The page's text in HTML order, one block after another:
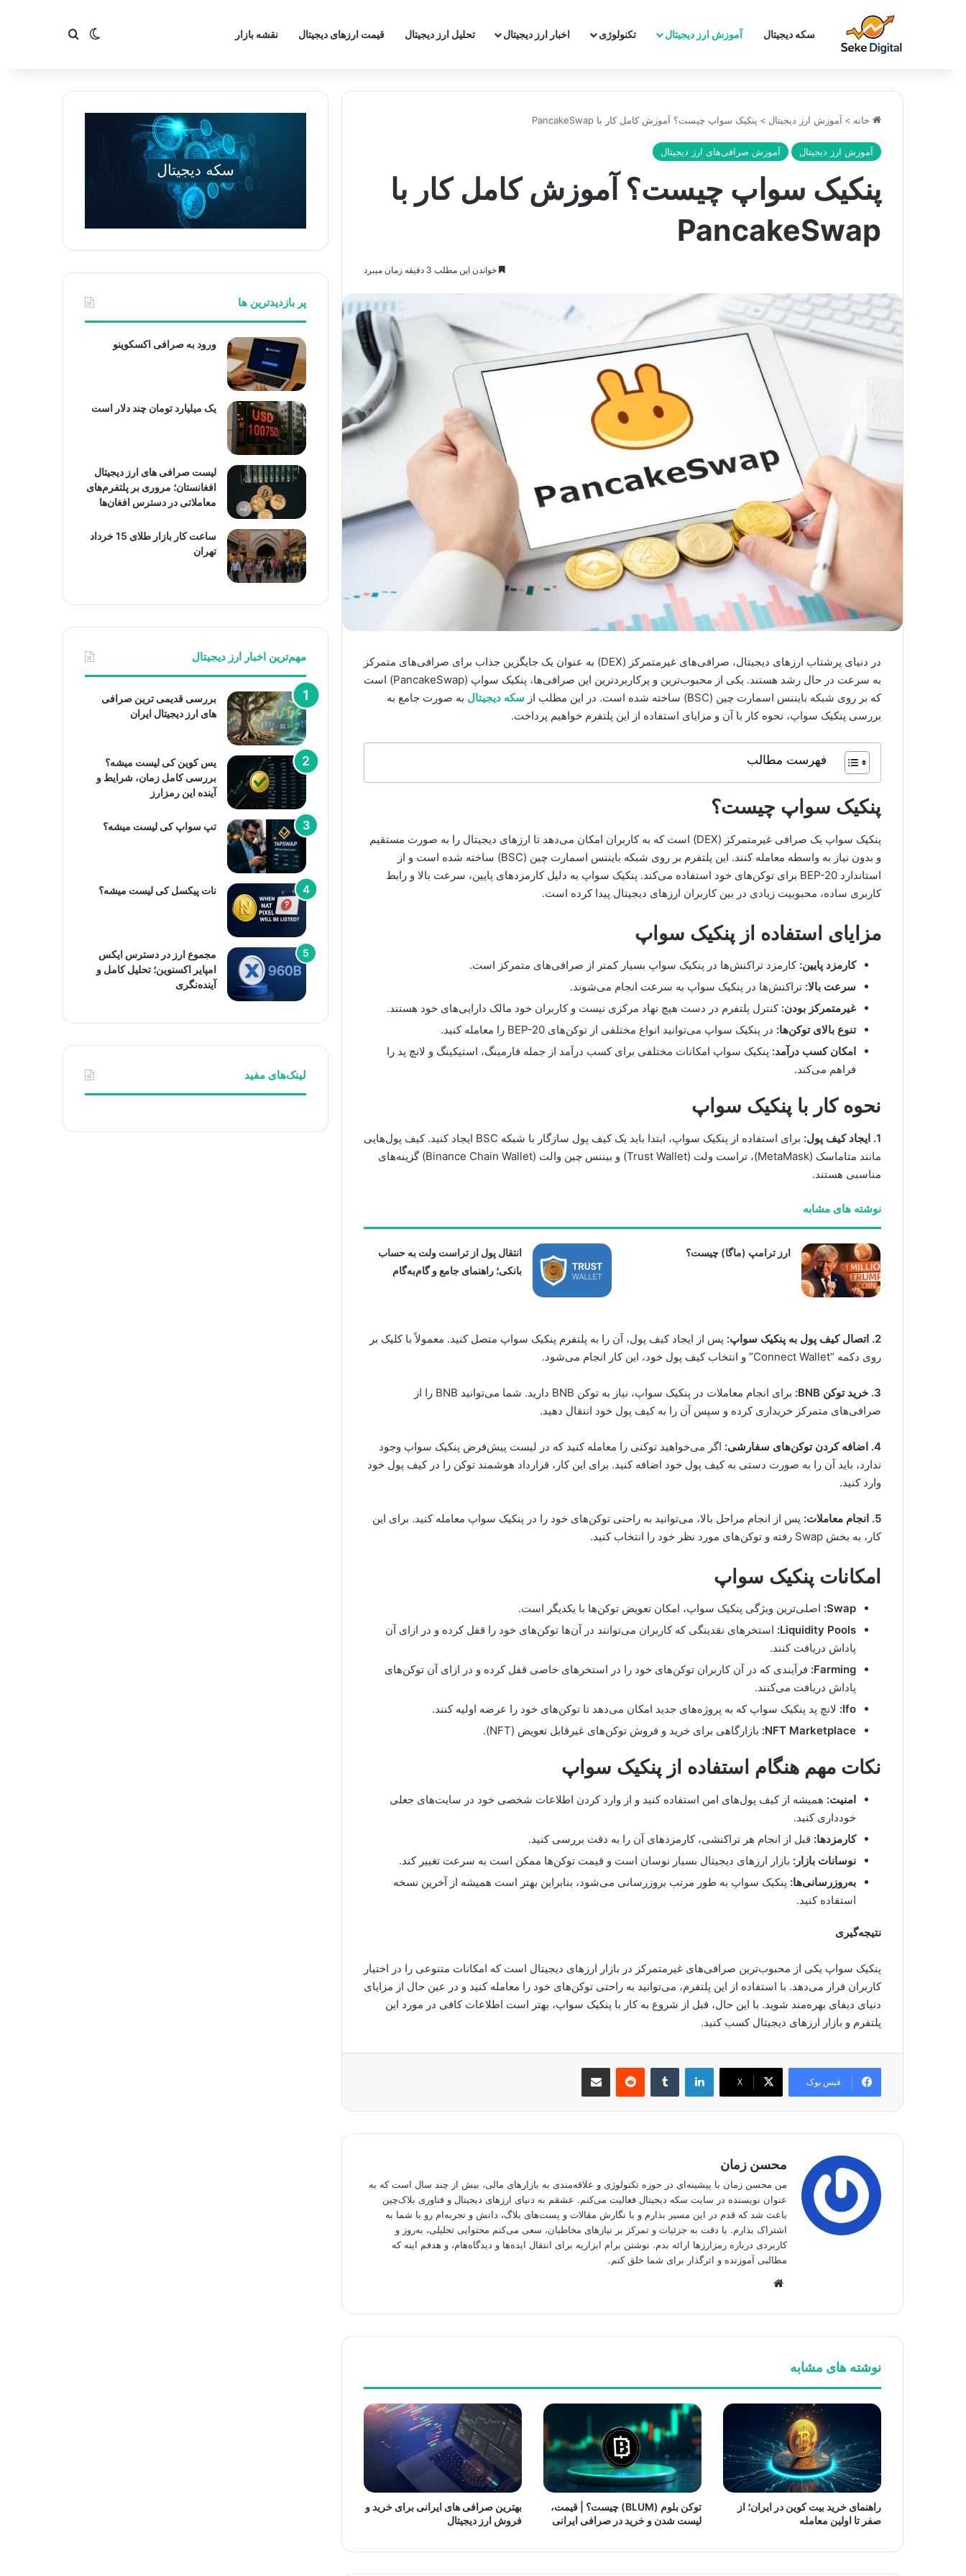
سکه دیجیتال آموزش ارز دیجیتال ‌تکنولوژی اخبار ارز دیجیتال تحلیل ارز دیجیتال قیمت ارزهای دیجیتال نقشه بازار تغییر پوسته
جستجو برای
خانه > آموزش ارز دیجیتال > پنکیک سواپ چیست؟ آموزش کامل کار با PancakeSwap
آموزش ارز دیجیتال آموزش صرافی‌های ارز دیجیتال
پنکیک سواپ چیست؟ آموزش کامل کار با
PancakeSwap
خواندن این مطلب 3 دقیقه زمان میبرد
در دنیای پرشتاب ارزهای دیجیتال، صرافی‌های غیرمتمرکز (DEX) به عنوان یک جایگزین جذاب برای صرافی‌های متمرکز
به سرعت در حال رشد هستند. یکی از محبوب‌ترین و پرکاربردترین این صرافی‌ها، پنکیک سواپ (PancakeSwap) است
که بر روی شبکه بایننس اسمارت چین (BSC) ساخته شده است. در این مطلب از
سکه دیجیتال به صورت جامع به
بررسی پنکیک سواپ، نحوه کار با آن و مزایای استفاده از این پلتفرم خواهیم پرداخت.
فهرست مطالب
پنکیک سواپ چیست؟
پنکیک سواپ یک صرافی غیرمتمرکز (DEX) است که به کاربران امکان می‌دهد تا ارزهای دیجیتال را به صورت مستقیم
و بدون نیاز به واسطه معامله کنند. این پلتفرم بر روی شبکه بایننس اسمارت چین (BSC) ساخته شده است و از
استاندارد BEP-20 برای توکن‌های خود استفاده می‌کند. پنکیک سواپ به دلیل کارمزدهای پایین، سرعت بالا و رابط
کاربری ساده، محبوبیت زیادی در بین کاربران ارزهای دیجیتال پیدا کرده است.
مزایای استفاده از پنکیک سواپ
کارمزد پایین: کارمزد تراکنش‌ها در پنکیک سواپ بسیار کمتر از صرافی‌های متمرکز است.
سرعت بالا: تراکنش‌ها در پنکیک سواپ به سرعت انجام می‌شوند.
غیرمتمرکز بودن: کنترل پلتفرم در دست هیچ نهاد مرکزی نیست و کاربران خود مالک دارایی‌های خود هستند.
تنوع بالای توکن‌ها: در پنکیک سواپ می‌توانید انواع مختلفی از توکن‌های BEP-20 را معامله کنید.
امکان کسب درآمد: پنکیک سواپ امکانات مختلفی برای کسب درآمد از جمله فارمینگ، استیکینگ و لانچ پد را
فراهم می‌کند.
نحوه کار با پنکیک سواپ
1. ایجاد کیف پول:
برای استفاده از پنکیک سواپ، ابتدا باید یک کیف پول سازگار با شبکه BSC ایجاد کنید. کیف پول‌هایی
مانند متاماسک (MetaMask)، تراست ولت (Trust Wallet) و بیننس چین والت (Binance Chain Wallet) گزینه‌های
مناسبی هستند.
نوشته های مشابه
ارز ترامپ (ماگا) چیست؟
انتقال پول از تراست ولت به حساب
بانکی؛ راهنمای جامع و گام‌به‌گام
2. اتصال کیف پول به پنکیک سواپ:
پس از ایجاد کیف پول، آن را به پلتفرم پنکیک سواپ متصل کنید. معمولاً با کلیک بر
روی دکمه “Connect Wallet” و انتخاب کیف پول خود، این کار انجام می‌شود.
3. خرید توکن BNB:
برای انجام معاملات در پنکیک سواپ، نیاز به توکن BNB دارید. شما می‌توانید BNB را از
صرافی‌های متمرکز خریداری کرده و سپس آن را به کیف پول خود انتقال دهید.
4. اضافه کردن توکن‌های سفارشی:
اگر می‌خواهید توکنی را معامله کنید که در لیست پیش‌فرض پنکیک سواپ وجود
ندارد، باید آن را به صورت دستی به کیف پول خود اضافه کنید. برای این کار، قرارداد هوشمند توکن را در کیف پول خود
وارد کنید.
5. انجام معاملات:
پس از انجام مراحل بالا، می‌توانید به راحتی توکن‌های خود را در پنکیک سواپ معامله کنید. برای این
کار، به بخش Swap رفته و توکن‌های مورد نظر خود را انتخاب کنید.
امکانات پنکیک سواپ
Swap: اصلی‌ترین ویژگی پنکیک سواپ، امکان تعویض توکن‌ها با یکدیگر است.
Liquidity Pools: استخرهای نقدینگی که کاربران می‌توانند در آن‌ها توکن‌های خود را قفل کرده و در ازای آن
پاداش دریافت کنند.
Farming: فرآیندی که در آن کاربران توکن‌های خود را در استخرهای خاصی قفل کرده و در ازای آن توکن‌های
پاداش دریافت می‌کنند.
Ifo: لانچ پد پنکیک سواپ که به پروژه‌های جدید امکان می‌دهد تا توکن‌های خود را عرضه اولیه کنند.
NFT Marketplace: بازارگاهی برای خرید و فروش توکن‌های غیرقابل تعویض (NFT).
نکات مهم هنگام استفاده از پنکیک سواپ
امنیت: همیشه از کیف پول‌های امن استفاده کنید و از وارد کردن اطلاعات شخصی خود در سایت‌های جعلی
خودداری کنید.
کارمزدها: قبل از انجام هر تراکنشی، کارمزدهای آن را به دقت بررسی کنید.
نوسانات بازار: بازار ارزهای دیجیتال بسیار نوسان است و قیمت توکن‌ها ممکن است به سرعت تغییر کند.
به‌روزرسانی‌ها: پنکیک سواپ به طور مرتب بروزرسانی می‌شود، بنابراین بهتر است همیشه از آخرین نسخه
استفاده کنید.
نتیجه‌گیری
پنکیک سواپ یکی از محبوب‌ترین صرافی‌های غیرمتمرکز در بازار ارزهای دیجیتال است که امکانات متنوعی را در اختیار
کاربران قرار می‌دهد. با استفاده از این پلتفرم، می‌توانید به راحتی توکن‌های خود را معامله کنید و در عین حال از مزایای
دنیای دیفای بهره‌مند شوید. با این حال، قبل از شروع به کار با پنکیک سواپ، بهتر است اطلاعات کافی در مورد این
پلتفرم و بازار ارزهای دیجیتال کسب کنید.
فیس بوک X
لینکدین ‫تامبلر ‫رددیت اشتراک گذاری از طریق ایمیل
محسن زمان
من محسن زمان با پیشینه‌ای در حوزه تکنولوژی و علاقه‌مندی به بازارهای مالی، بیش از چند سال است که به
عنوان نویسنده در سایت سکه دیجیتال فعالیت می‌کنم. عشقم به دنیای ارزهای دیجیتال و فناوری بلاک‌چین
باعث شد که قدم در این مسیر بذارم و با نگارش مقالات و پست‌های بلاگ، دانش و تجربه‌ام رو با شما به
اشتراک بذارم. با دقت به جزئیات و تمرکز بر نیازهای مخاطبان، سعی می‌کنم محتوایی تحلیلی، به‌روز و
کاربردی درباره رمزارزها ارائه بدم. نوشتن برام ابزاریه برای انتقال ایده‌ها و دیدگاه‌هام، و هدفم اینه که
مطالبی آموزنده و اثرگذار برای شما خلق کنم.
نوشته های مشابه
راهنمای خرید بیت کوین در ایران؛ از
صفر تا اولین معامله
توکن بلوم (BLUM) چیست؟ | قیمت،
لیست شدن و خرید در صرافی ایرانی
بهترین صرافی های ایرانی برای خرید و
فروش ارز دیجیتال
پر بازدیدترین ها
ورود به صرافی اکسکوینو
یک میلیارد تومان چند دلار است
لیست صرافی های ارز دیجیتال
افغانستان؛ مروری بر پلتفرم‌های
معاملاتی در دسترس افغان‌ها
ساعت کار بازار طلای 15 خرداد
تهران
مهم‌ترین اخبار ارز دیجیتال
بررسی قدیمی ترین صرافی
های ارز دیجیتال ایران
یس کوین کی لیست میشه؟
بررسی کامل زمان، شرایط و
آینده این رمزارز
تپ سواپ کی لیست میشه؟
نات پیکسل کی لیست میشه؟
مجموع ارز در دسترس ایکس
امپایر اکسنوین؛ تحلیل کامل و
آینده‌نگری
لینک‌های مفید